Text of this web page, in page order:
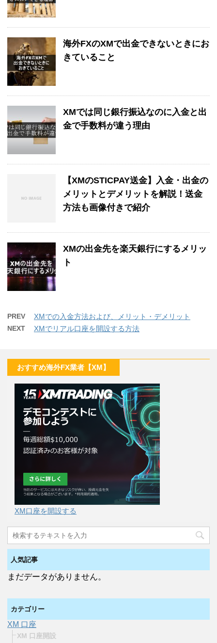
海外FXのXMで出金できないときにお
きていること
XMでは同じ銀行振込なのに入金と出
金で手数料が違う理由
【XMのSTICPAY送金】入金・出金の
メリットとデメリットを解説！送金
方法も画像付きで紹介
XMの出金先を楽天銀行にするメリッ
ト
PREV XMでの入金方法および、メリット・デメリット
NEXT XMでリアル口座を開設する方法
おすすめ海外FX業者【XM】
XM口座を開設する
人気記事
まだデータがありません。
カテゴリー
XM 口座
XM 口座開設